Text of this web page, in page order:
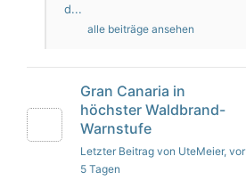
d...
alle beiträge ansehen
Gran Canaria in
höchster Waldbrand-
Warnstufe
Letzter Beitrag von UteMeier, vor
5 Tagen